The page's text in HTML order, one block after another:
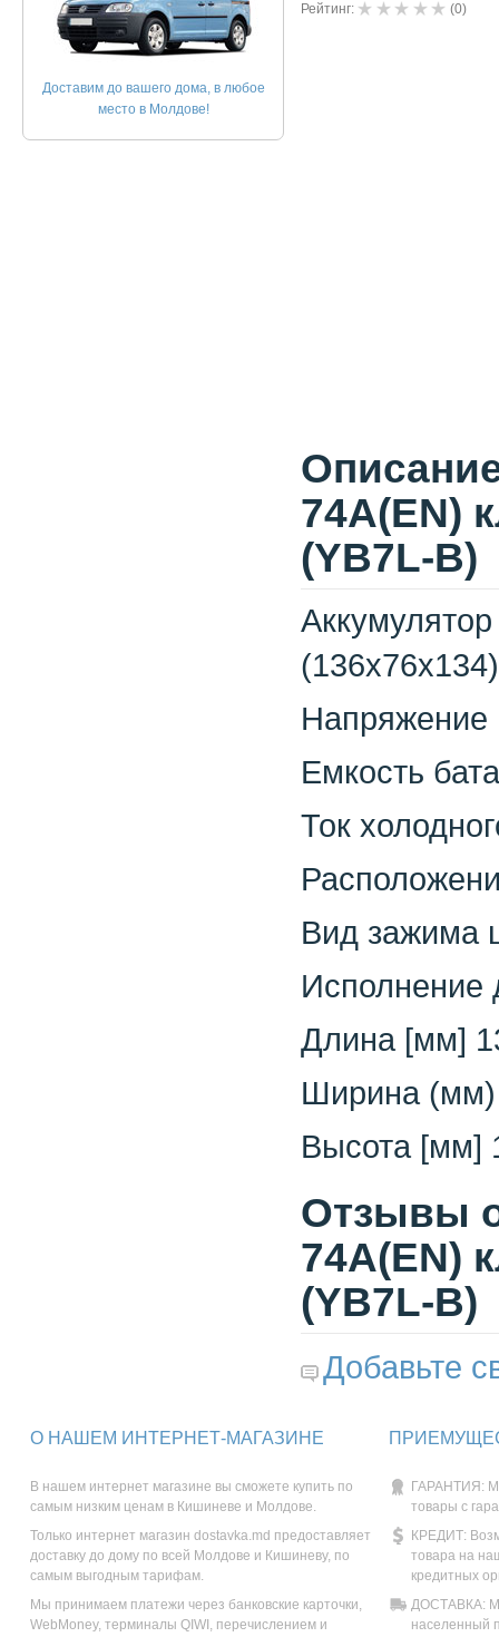
Доставим до вашего дома, в любое
место в Молдове!
Рейтинг: (0)
74A(EN)
(YB7L-B)
Напряжение
Емкость
Ток
Вид зажима
Исполнение
Длина [мм]
Ширина
Высота [мм]
Отзывы
74A(EN)
(YB7L-B)
Добавьте
О НАШЕМ ИНТЕРНЕТ-МАГАЗИНЕ
В нашем интернет магазине вы сможете купить по
самым низким ценам в Кишиневе и Молдове.
Только интернет магазин dostavka.md предоставляет
доставку до дому по всей Молдове и Кишиневу, по
самым выгодным тарифам.
Мы принимаем платежи через банковские карточки,
WebMoney, терминалы QIWI, перечислением и
ГАРАНТИЯ:
товары с
КРЕДИТ:
товара на
кредитных
ДОСТАВКА:
населенный